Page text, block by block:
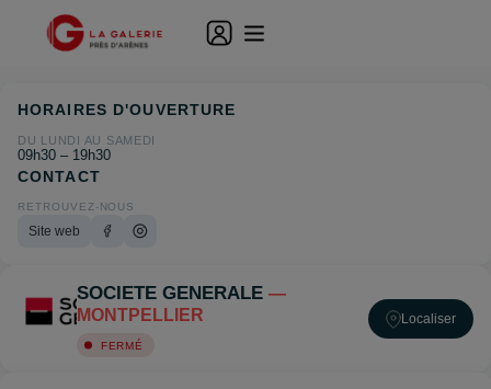
SOCIETE GENERALE —
MONTPELLIER
FERMÉ
Localiser
HORAIRES D'OUVERTURE
DU LUNDI AU SAMEDI
09h30 – 19h30
CONTACT
RETROUVEZ-NOUS
Site web